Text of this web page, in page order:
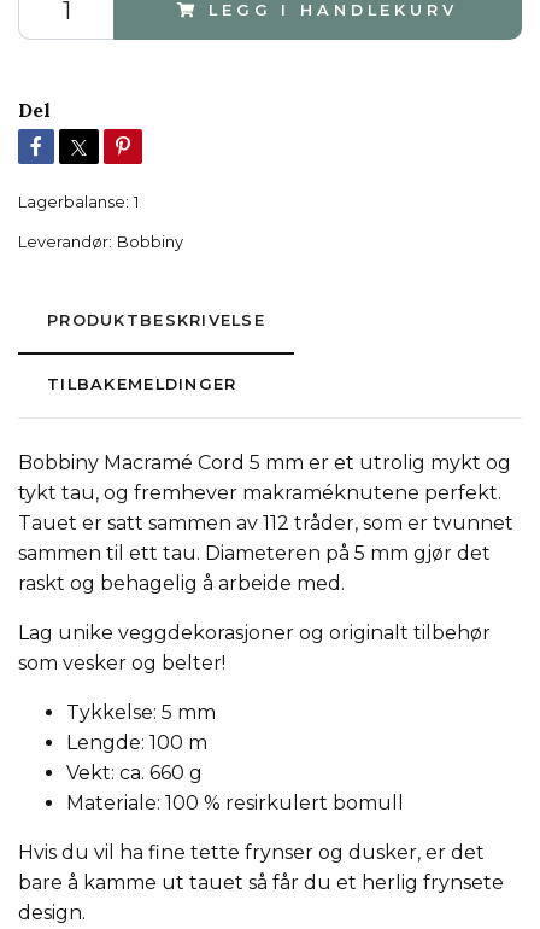
LEGG I HANDLEKURV
Del
Lagerbalanse: 1
Leverandør: Bobbiny
PRODUKTBESKRIVELSE
TILBAKEMELDINGER
Bobbiny Macramé Cord 5 mm er et utrolig mykt og
tykt tau, og fremhever makraméknutene perfekt.
Tauet er satt sammen av 112 tråder, som er tvunnet
sammen til ett tau. Diameteren på 5 mm gjør det
raskt og behagelig å arbeide med.
Lag unike veggdekorasjoner og originalt tilbehør
som vesker og belter!
Tykkelse: 5 mm
Lengde: 100 m
Vekt: ca. 660 g
Materiale: 100 % resirkulert bomull
Hvis du vil ha fine tette frynser og dusker, er det
bare å kamme ut tauet så får du et herlig frynsete
design.